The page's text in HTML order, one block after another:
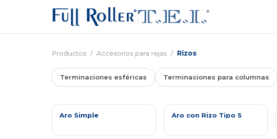
Productos / Accesorios para rejas / Rizos
Terminaciones esféricas Terminaciones para columnas
Aro Simple Aro con Rizo Tipo S